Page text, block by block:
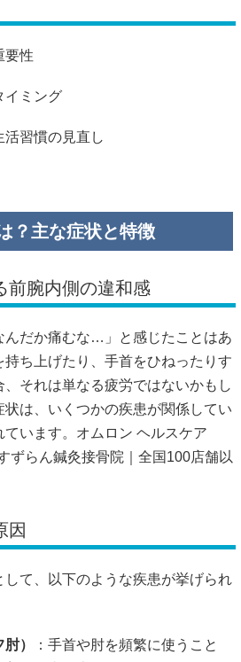
要性
イミング
習慣の見直し
？主な症状と特徴
前腕内側の違和感
んだか痛むな…」と感じたことはあ
持ち上げたり、手首をひねったりす
それは単なる疲労ではないかもし
状は、いくつかの疾患が関係してい
います。 オムロン ヘルスケア
ずらん鍼灸接骨院｜全国100店舗以
因
て、以下のような疾患が挙げられ
） ：​ 手首や肘を頻繁に使うこと